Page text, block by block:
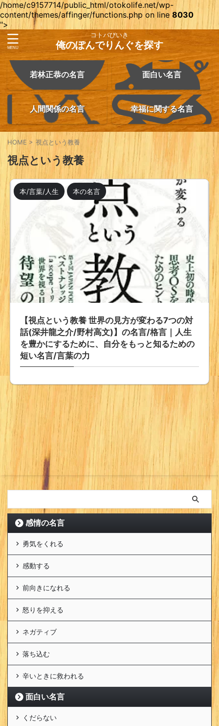
/home/c9157714/public_html/otokolife.net/wp-
content/themes/affinger/functions.php on line8030
">
コトバびいき
俺のぽんでりんぐを探す
若林正恭の名言 面白い名言
人間関係の名言 幸福に関する名言
HOME > 視点という教養
視点という教養
本/言葉/人生 本の名言
【視点という教養 世界の見方が変わる7つの対
話(深井龍之介/野村高文)】の名言/格言｜人生
を豊かにするために、自分をもっと知るための
短い名言/言葉の力
感情の名言
勇気をくれる
感動する
前向きになれる
怒りを抑える
ネガティブ
落ち込む
辛いときに救われる
面白い名言
くだらない